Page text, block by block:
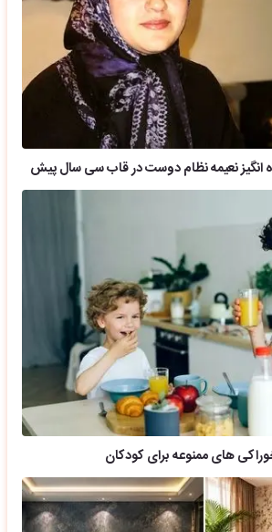
انگیز نعیمه نظام دوست در قاب سی سال پیش
های ممنوعه برای کودکان